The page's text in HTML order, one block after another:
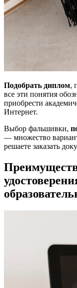
Подобрать диплом,
все эти понятия
приобрести
Интернет.
Выбор фальшивки,
— множество
решаете заказать